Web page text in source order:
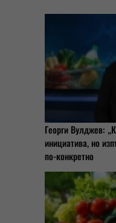
Георги Вулджев:
инициатива, но
по-конкретно